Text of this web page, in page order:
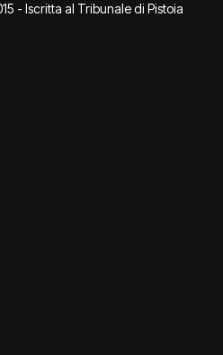
- Iscritta al Tribunale di Pistoia